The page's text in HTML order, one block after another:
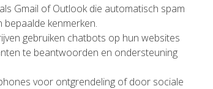
Gmail of Outlook die automatisch spam
kenmerken.
gebruiken chatbots op hun websites
te beantwoorden en ondersteuning
voor ontgrendeling of door sociale